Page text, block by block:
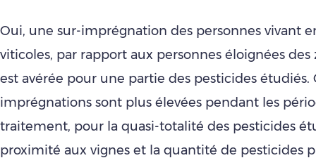
Oui, une sur-imprégnation des personnes vivant
viticoles, par rapport aux personnes éloignées des
est avérée pour une partie des pesticides étudiés.
imprégnations sont plus élevées pendant les
traitement, pour la quasi-totalité des pesticides
proximité aux vignes et la quantité de pesticides